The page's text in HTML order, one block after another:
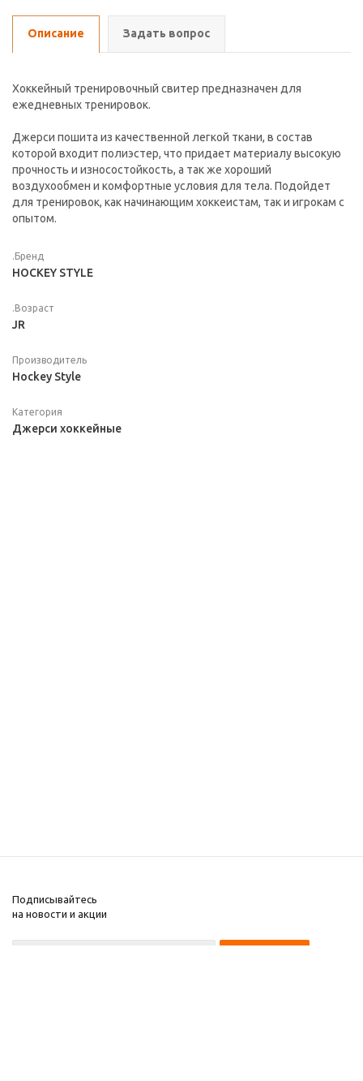
Описание Задать вопрос
Хоккейный тренировочный свитер предназначен для
ежедневных тренировок.
Джерси пошита из качественной легкой ткани, в состав
которой входит полиэстер, что придает материалу высокую
прочность и износостойкость, а так же хороший
воздухообмен и комфортные условия для тела. Подойдет
для тренировок, как начинающим хоккеистам, так и игрокам с
опытом.
.Бренд
HOCKEY STYLE
.Возраст
JR
Производитель
Hockey Style
Категория
Джерси хоккейные
Подписывайтесь
на новости и акции